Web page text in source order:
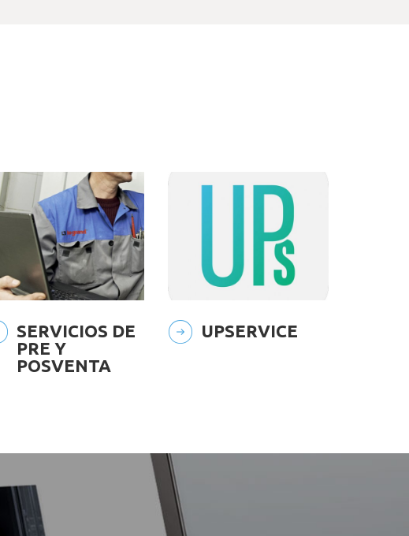
SERVICIOS DE
PRE Y
POSVENTA
UPSERVICE